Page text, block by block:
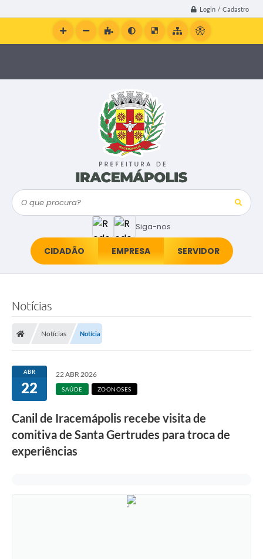
Login / Cadastro
Siga-nos
O que procura?
CIDADÃO EMPRESA SERVIDOR
Notícias
Notícias Notícia
ABR
22
22 ABR 2026
SAÚDE ZOONOSES
Canil de Iracemápolis recebe visita de
comitiva de Santa Gertrudes para troca de
experiências